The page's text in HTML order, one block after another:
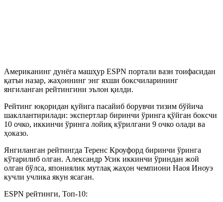
Американинг дунёга машҳур ESPN портали вазн тоифасидан
қатъи назар, жаҳоннинг энг яхши боксчиларининг
янгиланган рейтингини эълон қилди.
Рейтинг юқоридан қуйига пасайиб борувчи тизим бўйича
шакллантирилади: экспертлар биринчи ўринга қўйган боксчи
10 очко, иккинчи ўринга лойиқ кўрилгани 9 очко олади ва
ҳоказо.
Янгиланган рейтингда Теренс Кроуфорд биринчи ўринга
кўтарилиб олган. Александр Усик иккинчи ўриндан жой
олган бўлса, япониялик мутлақ жаҳон чемпиони Наоя Иноуэ
кучли учлика якун ясаган.
ESPN рейтинги, Топ-10: